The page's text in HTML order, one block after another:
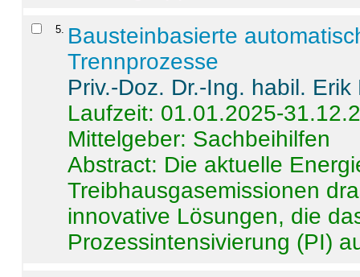
5
Bausteinbasierte
Trennprozesse
Priv.-Doz. Dr.-Ing. habil. Erik
Laufzeit: 01.01.2025-
Mittelgeber: Sachbeihilfen
Abstract: Die aktuelle
Treibhausgasemissionen
innovative Lösungen, die
Prozessintensivierung (PI)